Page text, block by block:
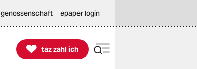
genossenschaft epaper login

taz zahl ich
taz zahl ich